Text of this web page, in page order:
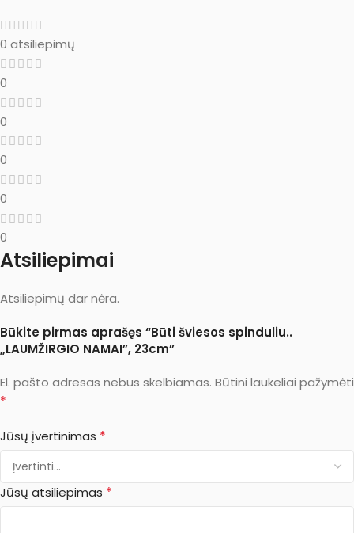
0 atsiliepimų
0
0
0
0
0
Atsiliepimai
Atsiliepimų dar nėra.
Būkite pirmas aprašęs “Būti šviesos spinduliu..
„LAUMŽIRGIO NAMAI”, 23cm”
El. pašto adresas nebus skelbiamas. Būtini laukeliai pažymėti
*
Jūsų įvertinimas *
Jūsų atsiliepimas *